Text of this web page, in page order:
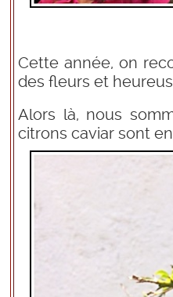
Cette année, on
des fleurs et
Alors là, nous
citrons caviar sont